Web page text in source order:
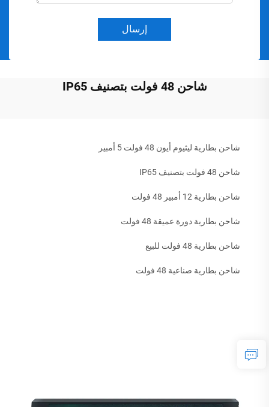
إرسال
شاحن 48 فولت بتصنيف IP65
شاحن بطارية ليثيوم أيون 48 فولت 5 أمبير
شاحن 48 فولت بتصنيف IP65
شاحن بطارية 12 أمبير 48 فولت
شاحن بطارية دورة عميقة 48 فولت
شاحن بطارية 48 فولت للبيع
شاحن بطارية صناعية 48 فولت